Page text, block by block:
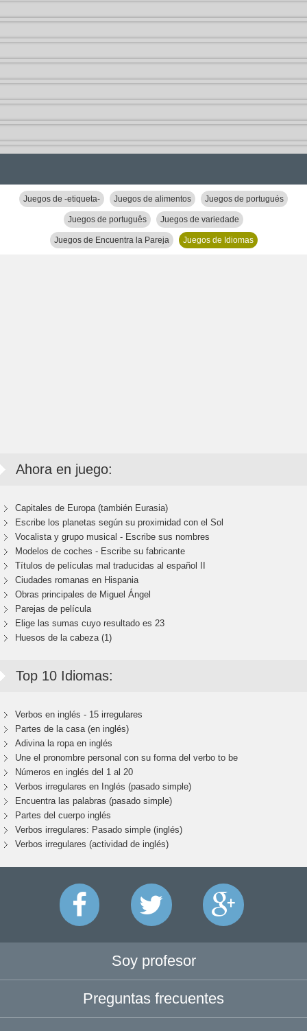
Juegos de -etiqueta- Juegos de alimentos Juegos de portugués
Juegos de português Juegos de variedade
Juegos de Encuentra la Pareja Juegos de Idiomas
Ahora en juego:
Capitales de Europa (también Eurasia)
Escribe los planetas según su proximidad con el Sol
Vocalista y grupo musical - Escribe sus nombres
Modelos de coches - Escribe su fabricante
Títulos de películas mal traducidas al español II
Ciudades romanas en Hispania
Obras principales de Miguel Ángel
Parejas de película
Elige las sumas cuyo resultado es 23
Huesos de la cabeza (1)
Top 10 Idiomas:
Verbos en inglés - 15 irregulares
Partes de la casa (en inglés)
Adivina la ropa en inglés
Une el pronombre personal con su forma del verbo to be
Números en inglés del 1 al 20
Verbos irregulares en Inglés (pasado simple)
Encuentra las palabras (pasado simple)
Partes del cuerpo inglés
Verbos irregulares: Pasado simple (inglés)
Verbos irregulares (actividad de inglés)
Soy profesor
Preguntas frecuentes